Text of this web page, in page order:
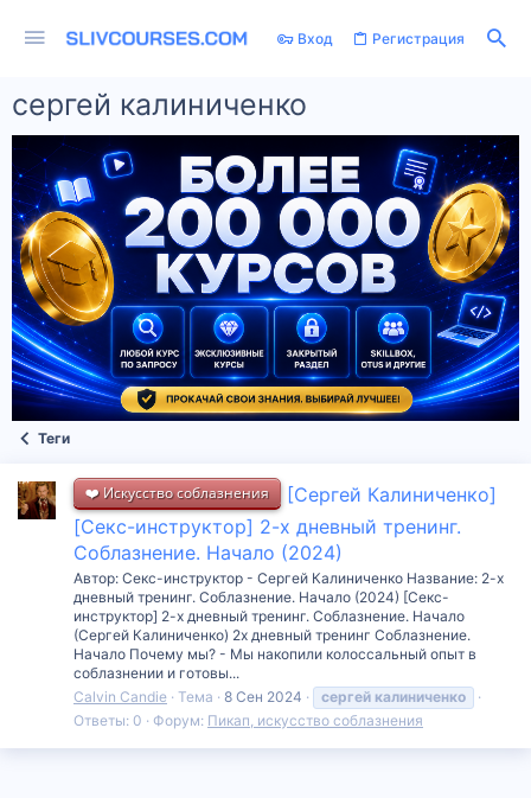
Вход Регистрация
сергей калиниченко
Теги
❤️ Искусство соблазнения
[Сергей Калиниченко]
[Секс-инструктор] 2-х дневный тренинг.
Соблазнение. Начало (2024)
Автор: Секс-инструктор - Сергей Калиниченко Название: 2-х
дневный тренинг. Соблазнение. Начало (2024) [Секс-
инструктор] 2-х дневный тренинг. Соблазнение. Начало
(Сергей Калиниченко) 2х дневный тренинг Соблазнение.
Начало Почему мы? - Мы накопили колоссальный опыт в
соблазнении и готовы...
Calvin Candie Тема 8 Сен 2024 сергей калиниченко
Ответы: 0
Форум: Пикап, искусство соблазнения